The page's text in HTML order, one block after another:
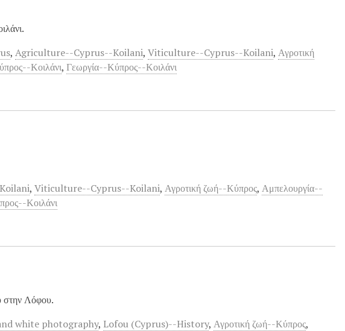
,Agriculture--Cyprus--Koilani,Viticulture--Cyprus--Koilani,Αγροτική
Κοιλάνι,Γεωργία--Κύπρος--Κοιλάνι
,Viticulture--Cyprus--Koilani,Αγροτική ζωή--Κύπρος,Αμπελουργία--
Κοιλάνι
στην Λόφου.
white photography, Lofou (Cyprus)--History,Αγροτική ζωή--Κύπρος,